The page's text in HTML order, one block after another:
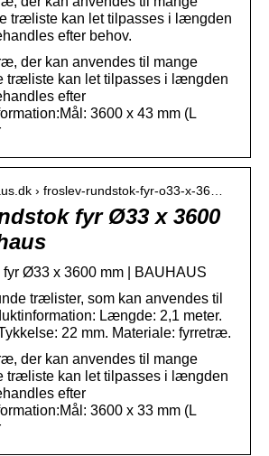
træliste kan let tilpasses i længden
efter behov.
der kan anvendes til mange
træliste kan let tilpasses i længden
efter
3600 x 43 mm (L
› froslev-rundstok-fyr-o33-x-36…
fyr Ø33 x 3600
fyr Ø33 x 3600 mm | BAUHAUS
trælister, som kan anvendes til
Længde: 2,1 meter.
22 mm. Materiale: fyrretræ.
der kan anvendes til mange
træliste kan let tilpasses i længden
efter
3600 x 33 mm (L